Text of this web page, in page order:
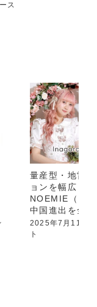
ス
・地雷系ファッシ
広く取り扱う
（ノエミー）の
出を全面サポート
月11日 |
0 コメン